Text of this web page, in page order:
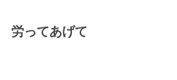
労ってあげて